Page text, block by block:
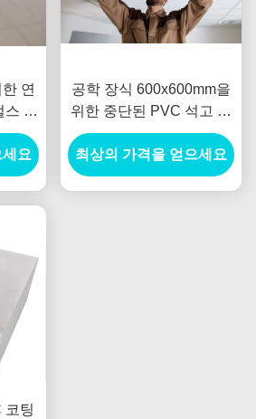
연
스 실
요
공학 장식 600x600mm을
위한 중단된 PVC 석고 실
링 타일
최상의 가격을 얻으세요
코팅